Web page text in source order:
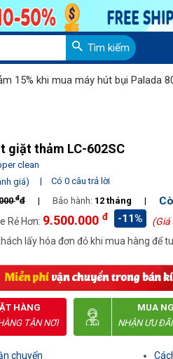
Tìm kiếm
mua máy hút bụi Palada 802J-3
giặt thảm LC-602SC
clean
giá)
|
Có 0 câu trả lời
đđ | Bảo hành: 12 tháng |
Rẻ Hơn: 9.500.000 đ -11%
(Giá
lấy hóa đơn đỏ khi mua hàng để
HÀNG
TẬN NƠI
MUA
NHẬN ƯU
chuyển